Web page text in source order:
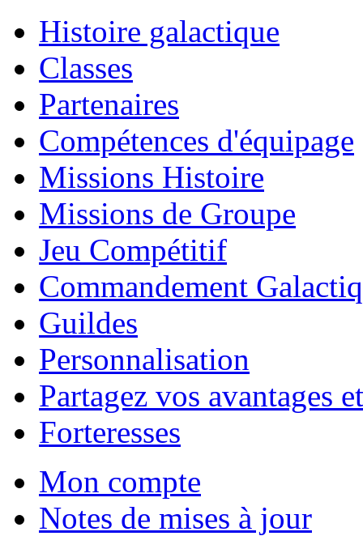
Histoire galactique
Classes
Partenaires
Compétences d'équipage
Missions Histoire
Missions de Groupe
Jeu Compétitif
Commandement
Guildes
Personnalisation
Partagez vos avantages
Forteresses
Mon compte
Notes de mises à jour